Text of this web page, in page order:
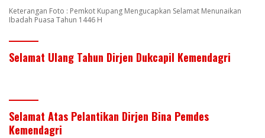
Keterangan Foto : Pemkot Kupang Mengucapkan Selamat Menunaikan
Ibadah Puasa Tahun 1446 H
Selamat Ulang Tahun Dirjen Dukcapil Kemendagri
Selamat Atas Pelantikan Dirjen Bina Pemdes
Kemendagri